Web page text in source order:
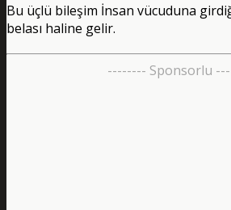
Bu üçlü bileşim İnsan vücuduna
belası haline gelir.
-------- Sponsorlu